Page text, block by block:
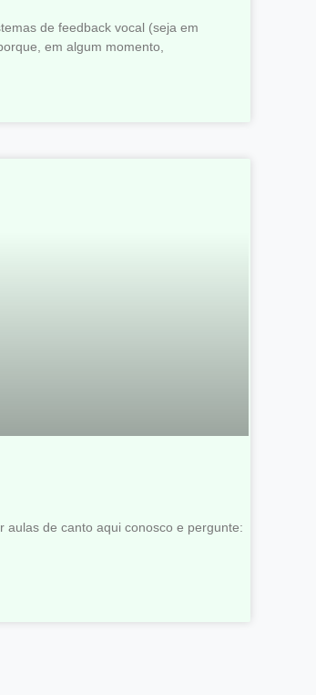
de feedback vocal (seja em
em algum momento,
aulas de canto aqui conosco e pergunte: